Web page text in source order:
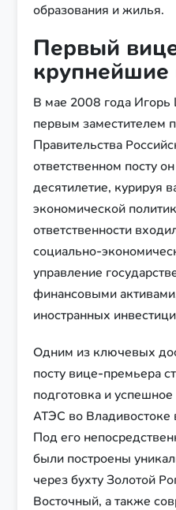
образования и жилья.
Первый
крупнейшие
В мае 2008 года
первым заместителем
Правительства
ответственном посту
десятилетие, курируя
экономической
ответственности
социально-
управление
финансовыми
иностранных
Одним из ключевых
посту вице-премьера
подготовка и
АТЭС во Владивостоке
Под его
были построены
через бухту Золотой
Восточный, а также